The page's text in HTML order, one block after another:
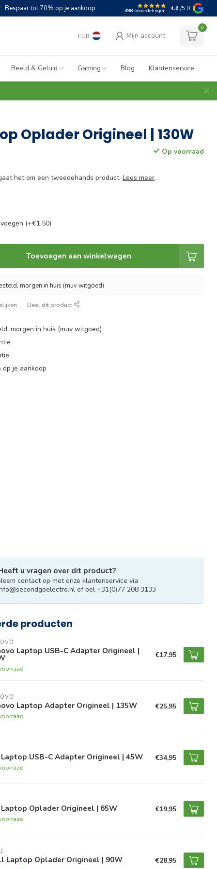
Bespaar tot 70% op je aankoop 398 beoordelingen 4.6 /5.0
EUR Mijn account
0
Beeld & Geluid Gaming Blog Klantenservice
Oplader Origineel | 130W
Op voorraad
het om een tweedehands product.Lees meer.
(+€1,50)
Toevoegen aan winkelwagen
morgen in huis (muv witgoed)
Deel dit product
morgen in huis (muv witgoed)
je aankoop
u vragen over dit product?
contact op met onze klantenservice via
of bel +31(0)77 208 3133
producten
Laptop USB-C Adapter Origineel | €17,95
Laptop Adapter Origineel | 135W €25,95
Laptop USB-C Adapter Origineel | 45W €34,95
Laptop Oplader Origineel | 65W €19,95
Laptop Oplader Origineel | 90W €28,95